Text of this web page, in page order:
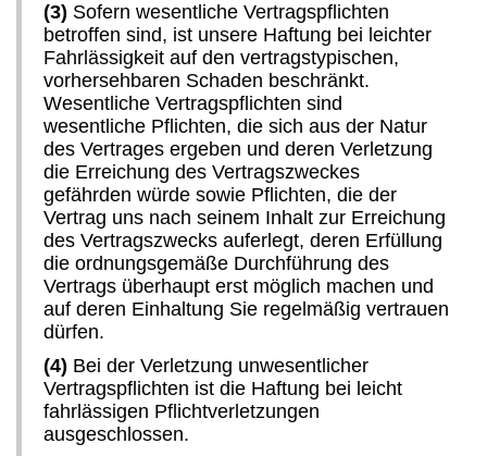
(3) Sofern wesentliche Vertragspflichten
betroffen sind, ist unsere Haftung bei leichter
Fahrlässigkeit auf den vertragstypischen,
vorhersehbaren Schaden beschränkt.
Wesentliche Vertragspflichten sind
wesentliche Pflichten, die sich aus der Natur
des Vertrages ergeben und deren Verletzung
die Erreichung des Vertragszweckes
gefährden würde sowie Pflichten, die der
Vertrag uns nach seinem Inhalt zur Erreichung
des Vertragszwecks auferlegt, deren Erfüllung
die ordnungsgemäße Durchführung des
Vertrags überhaupt erst möglich machen und
auf deren Einhaltung Sie regelmäßig vertrauen
dürfen.
(4) Bei der Verletzung unwesentlicher
Vertragspflichten ist die Haftung bei leicht
fahrlässigen Pflichtverletzungen
ausgeschlossen.